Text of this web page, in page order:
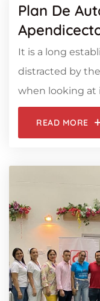
Plan De
It is a long
distracted by
when looking at
READ MORE